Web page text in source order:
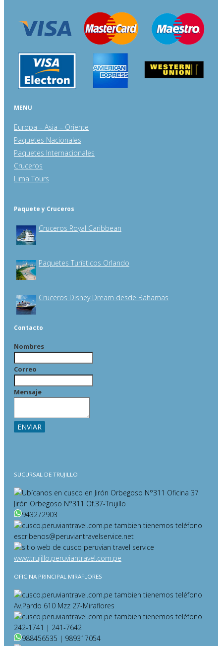
MENU
Europa – Asia – Oriente
Paquetes Nacionales
Paquetes Internacionales
Cruceros
Lima Tours
Paquete y Cruceros
Cruceros Royal Caribbean
Paquetes Turísticos Orlando
Cruceros Disney Dream desde Bahamas
Contacto
Nombres
Correo
Mensaje
SUCURSAL DE TRUJILLO
Jirón Orbegoso N°311 Of.37-Trujillo
943272903
escribenos@peruviantravelservice.net
www.trujillo.peruviantravel.com.pe
OFICINA PRINCIPAL MIRAFLORES
Av.Pardo 610 Mzz 27-Miraflores
242-1741 | 241-7642
988456535 | 989317054